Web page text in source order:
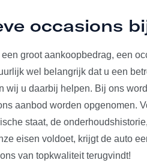
occasions
groot aankoopbedrag, een
wel belangrijk dat u een
wij u daarbij helpen. Bij ons
aanbod worden opgenomen.
staat, de
eisen voldoet, krijgt de auto
van topkwaliteit terugvindt!